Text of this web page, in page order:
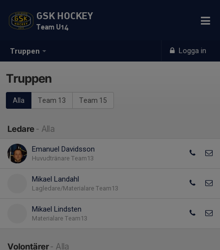
Truppen Logga in
GSK HOCKEY
Team U14
Truppen
Alla Team 13 Team 15
Ledare - Alla
Emanuel Davidsson
Huvudtränare Team13
Mikael Landahl
Lagledare/Materialare Team13
Mikael Lindsten
Materialare Team13
Volontärer- Alla